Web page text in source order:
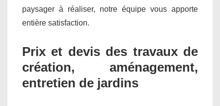
paysager à réaliser, notre équipe vous apporte
entière satisfaction.
Prix et devis des travaux de
création, aménagement,
entretien de jardins